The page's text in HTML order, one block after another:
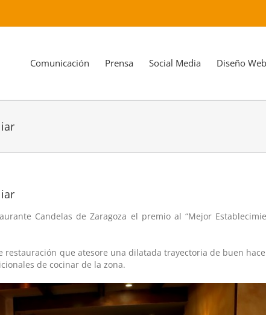
Comunicación Prensa Social Media Diseño Web
Candelas de Zaragoza el premio al “Mejor
restauración que atesore una dilatada trayectoria de buen
de cocinar de la zona.